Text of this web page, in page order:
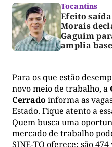
Tocantins
Efeito
Morais
Gaguim
amplia
Para os que estão
novo meio de trabalho, a
Cerrado informa as
Estado. Fique atento a
Quem busca uma
mercado de trabalho
SINE-TO oferece: são